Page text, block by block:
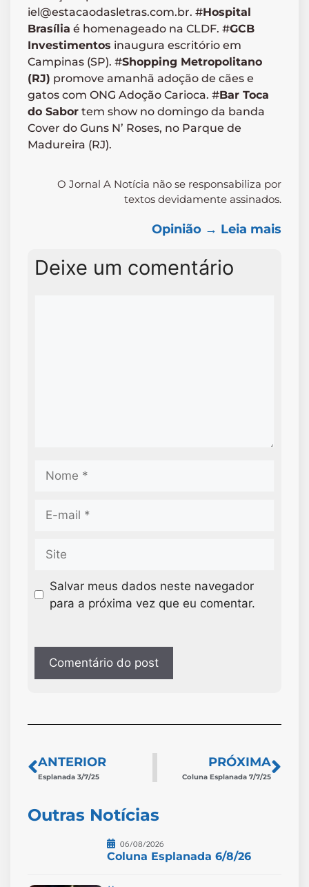
iel@estacaodasletras.com.br. #Hospital
Brasília é homenageado na CLDF. #GCB
Investimentos inaugura escritório em
Campinas (SP). #Shopping Metropolitano
(RJ) promove amanhã adoção de cães e
gatos com ONG Adoção Carioca. #Bar Toca
do Sabor tem show no domingo da banda
Cover do Guns N’ Roses, no Parque de
Madureira (RJ).
O Jornal A Notícia não se responsabiliza por
textos devidamente assinados.
Opinião → Leia mais
Deixe um comentário
Salvar meus dados neste navegador
para a próxima vez que eu comentar.
ANTERIOR
Esplanada 3/7/25
PRÓXIMA
Coluna Esplanada 7/7/25
Outras Notícias
06/08/2026
Coluna Esplanada 6/8/26